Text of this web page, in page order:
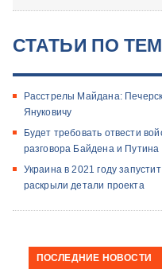
СТАТЬИ ПО
Расстрелы Майдана:
Януковичу
Будет требовать отвести
разговора Байдена и Путина
Украина в 2021 году
раскрыли детали проекта
ПОСЛЕДНИЕ НОВОСТИ